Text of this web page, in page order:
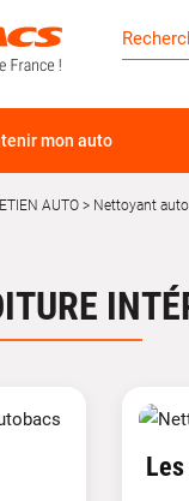
mon auto
AUTO Nettoyant auto